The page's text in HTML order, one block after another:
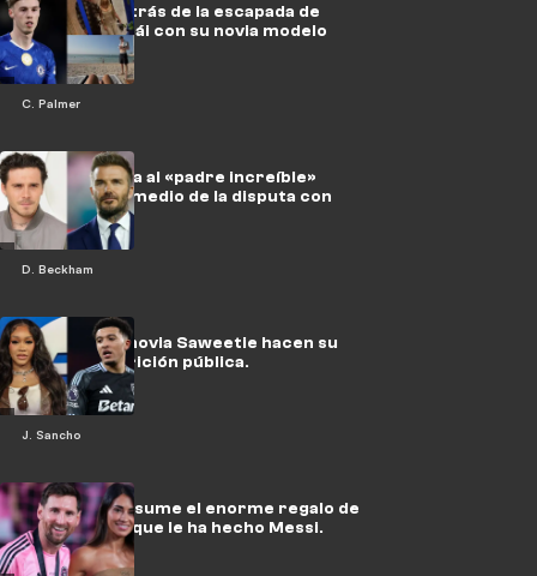
C. Palmer
Rosenior, detrás de la escapada de
Palmer a Dubái con su novia modelo
D. Beckham
Ramsay apoya al «padre increíble»
Beckham en medio de la disputa con
Brooklyn.
J. Sancho
Sancho y su novia Saweetie hacen su
primera aparición pública.
Antonela presume el enorme regalo de
San Valentín que le ha hecho Messi.